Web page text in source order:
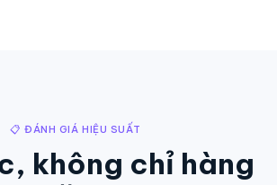
📋 ĐÁNH GIÁ HIỆU SUẤT
không chỉ hàng